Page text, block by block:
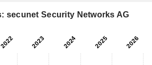
secunet Security Networks AG